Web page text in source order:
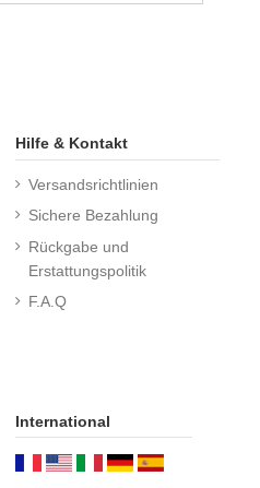
Hilfe & Kontakt
Versandsrichtlinien
Sichere Bezahlung
Rückgabe und
Erstattungspolitik
F.A.Q
International